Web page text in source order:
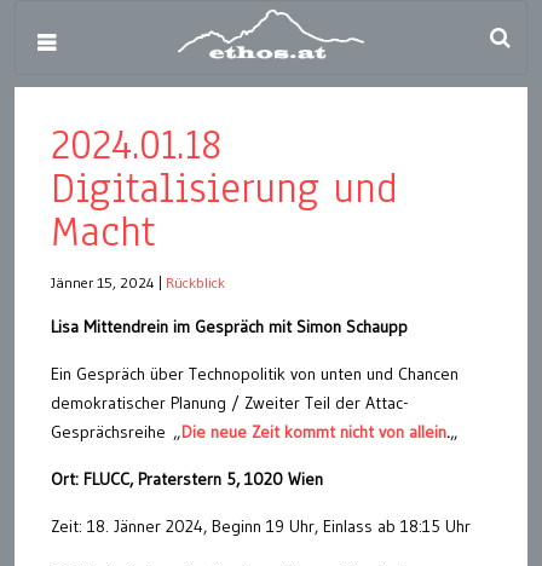
2024.01.18
Digitalisierung und
Macht
Jänner 15, 2024 Rückblick
Lisa Mittendrein im Gespräch mit Simon Schaupp
Ein Gespräch über Technopolitik von unten und Chancen
demokratischer Planung / Zweiter Teil der Attac-
Gesprächsreihe „Die neue Zeit kommt nicht von allein.„
Ort: FLUCC, Praterstern 5, 1020 Wien
Zeit: 18. Jänner 2024, Beginn 19 Uhr, Einlass ab 18:15 Uhr